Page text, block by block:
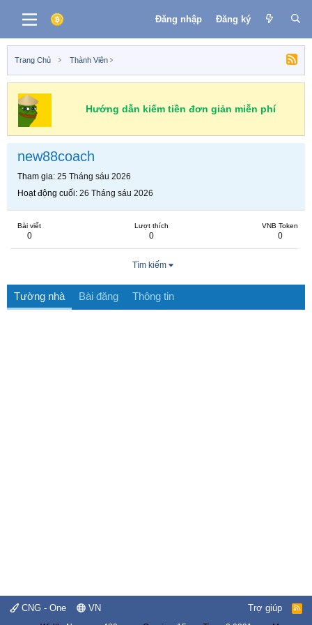
Đăng nhập Đăng ký
Trang Chủ Thành Viên
Hướng dẫn kiếm tiền đơn giản miễn phí
new88coach
Tham gia 25 Tháng sáu 2026
Hoạt động cuối 26 Tháng sáu 2026
Bài viết
0
Lượt thích
0
VNB Token
0
Tìm kiếm
Tường nhà Bài đăng Thông tin
CNG - One VN Trợ giúp
R